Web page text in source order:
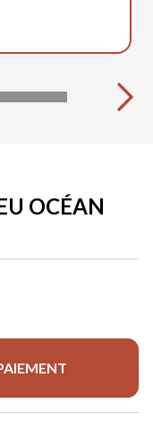
OCÉAN